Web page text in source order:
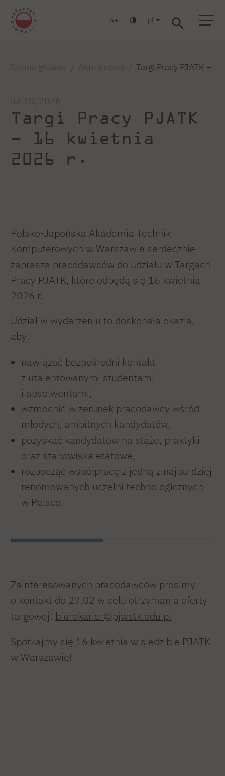
A pl
Targi Pracy PJATK –
Targi Pracy PJATK
– 16 kwietnia
2026 r.
Polsko-Japońska Akademia Technik
Komputerowych w Warszawie serdecznie
zaprasza pracodawców do udziału w Targach
Pracy PJATK, które odbędą się 16 kwietnia
2026 r.
Udział w wydarzeniu to doskonała okazja,
aby:
nawiązać bezpośredni kontakt
z utalentowanymi studentami
i absolwentami,
wzmocnić wizerunek pracodawcy wśród
młodych, ambitnych kandydatów,
pozyskać kandydatów na staże, praktyki
oraz stanowiska etatowe,
rozpocząć współpracę z jedną z najbardziej
renomowanych uczelni technologicznych
w Polsce.
Zainteresowanych pracodawców prosimy
o kontakt do 27.02 w celu otrzymania oferty
targowej: biurokarier@pjwstk.edu.pl
Spotkajmy się 16 kwietnia w siedzibie PJATK
w Warszawie!